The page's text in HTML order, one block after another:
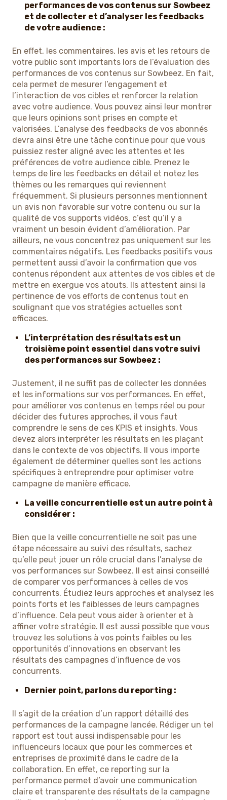
performances de vos contenus sur Sowbeez
et de collecter et d’analyser les feedbacks
de votre audience :
En effet, les commentaires, les avis et les retours de
votre public sont importants lors de l’évaluation des
performances de vos contenus sur Sowbeez. En fait,
cela permet de mesurer l’engagement et
l’interaction de vos cibles et renforcer la relation
avec votre audience. Vous pouvez ainsi leur montrer
que leurs opinions sont prises en compte et
valorisées. L’analyse des feedbacks de vos abonnés
devra ainsi être une tâche continue pour que vous
puissiez rester aligné avec les attentes et les
préférences de votre audience cible. Prenez le
temps de lire les feedbacks en détail et notez les
thèmes ou les remarques qui reviennent
fréquemment. Si plusieurs personnes mentionnent
un avis non favorable sur votre contenu ou sur la
qualité de vos supports vidéos, c’est qu’il y a
vraiment un besoin évident d’amélioration. Par
ailleurs, ne vous concentrez pas uniquement sur les
commentaires négatifs. Les feedbacks positifs vous
permettent aussi d’avoir la confirmation que vos
contenus répondent aux attentes de vos cibles et de
mettre en exergue vos atouts. Ils attestent ainsi la
pertinence de vos efforts de contenus tout en
soulignant que vos stratégies actuelles sont
efficaces.
L’interprétation des résultats est un
troisième point essentiel dans votre suivi
des performances sur Sowbeez :
Justement, il ne suffit pas de collecter les données
et les informations sur vos performances. En effet,
pour améliorer vos contenus en temps réel ou pour
décider des futures approches, il vous faut
comprendre le sens de ces KPIS et insights. Vous
devez alors interpréter les résultats en les plaçant
dans le contexte de vos objectifs. Il vous importe
également de déterminer quelles sont les actions
spécifiques à entreprendre pour optimiser votre
campagne de manière efficace.
La veille concurrentielle est un autre point à
considérer :
Bien que la veille concurrentielle ne soit pas une
étape nécessaire au suivi des résultats, sachez
qu’elle peut jouer un rôle crucial dans l’analyse de
vos performances sur Sowbeez. Il est ainsi conseillé
de comparer vos performances à celles de vos
concurrents. Étudiez leurs approches et analysez les
points forts et les faiblesses de leurs campagnes
d’influence. Cela peut vous aider à orienter et à
affiner votre stratégie. Il est aussi possible que vous
trouvez les solutions à vos points faibles ou les
opportunités d’innovations en observant les
résultats des campagnes d’influence de vos
concurrents.
Dernier point, parlons du reporting :
Il s’agit de la création d’un rapport détaillé des
performances de la campagne lancée. Rédiger un tel
rapport est tout aussi indispensable pour les
influenceurs locaux que pour les commerces et
entreprises de proximité dans le cadre de la
collaboration. En effet, ce reporting sur la
performance permet d’avoir une communication
claire et transparente des résultats de la campagne